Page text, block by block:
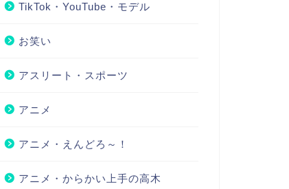
TikTok・YouTube・モデル
お笑い
アスリート・スポーツ
アニメ
アニメ・えんどろ～！
アニメ・からかい上手の高木